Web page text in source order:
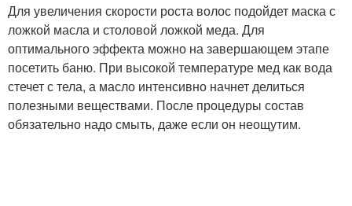
Для увеличения скорости роста волос подойдет маска с
ложкой масла и столовой ложкой меда. Для
оптимального эффекта можно на завершающем этапе
посетить баню. При высокой температуре мед как вода
стечет с тела, а масло интенсивно начнет делиться
полезными веществами. После процедуры состав
обязательно надо смыть, даже если он неощутим.